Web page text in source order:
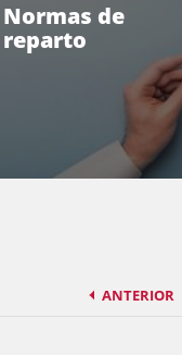
Normas de
reparto
ANTERIOR